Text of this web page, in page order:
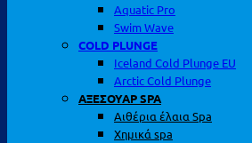
Aquatic Pro
Swim Wave
COLD PLUNGE
Iceland Cold Plunge EU
Arctic Cold Plunge
ΑΞΕΣΟΥΑΡ SPA
Αιθέρια έλαια Spa
Χημικά spa